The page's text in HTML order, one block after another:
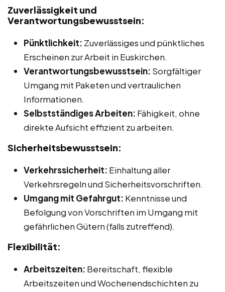
Zuverlässigkeit und
Verantwortungsbewusstsein:
Pünktlichkeit: Zuverlässiges und pünktliches
Erscheinen zur Arbeit in Euskirchen.
Verantwortungsbewusstsein: Sorgfältiger
Umgang mit Paketen und vertraulichen
Informationen.
Selbstständiges Arbeiten: Fähigkeit, ohne
direkte Aufsicht effizient zu arbeiten.
Sicherheitsbewusstsein:
Verkehrssicherheit: Einhaltung aller
Verkehrsregeln und Sicherheitsvorschriften.
Umgang mit Gefahrgut: Kenntnisse und
Befolgung von Vorschriften im Umgang mit
gefährlichen Gütern (falls zutreffend).
Flexibilität:
Arbeitszeiten: Bereitschaft, flexible
Arbeitszeiten und Wochenendschichten zu